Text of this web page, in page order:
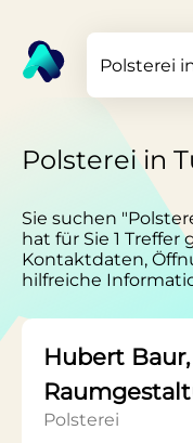
Polsterei in
Sie suchen
hat für Sie 1 Treffer
Kontaktdaten,
hilfreiche
Hubert
Polsterei